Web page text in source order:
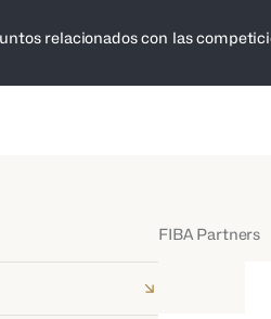
relacionados con las
FIBA Partners